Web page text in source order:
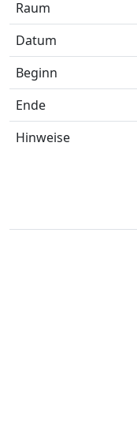
Raum
Datum
Beginn
Ende
Hinweise